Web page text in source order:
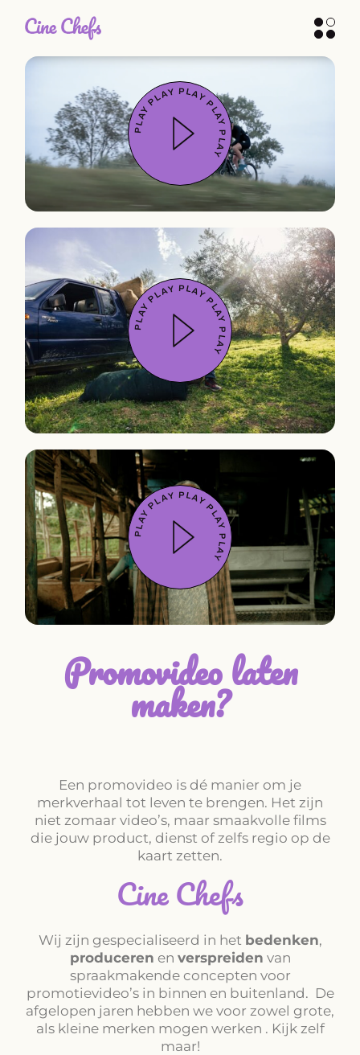
PLAY        PLAY        PLAY        PLAY        PLAY
PLAY        PLAY        PLAY        PLAY        PLAY
PLAY        PLAY        PLAY        PLAY        PLAY
Promovideo laten
maken?
Een promovideo is dé manier om je
merkverhaal tot leven te brengen. Het zijn
niet zomaar video’s, maar smaakvolle films
die jouw product, dienst of zelfs regio op de
kaart zetten.
Cine Chefs
Wij zijn gespecialiseerd in het bedenken,
produceren en verspreiden van
spraakmakende concepten voor
promotievideo’s in binnen en buitenland. De
afgelopen jaren hebben we voor zowel grote,
als kleine merken mogen werken . Kijk zelf
maar!